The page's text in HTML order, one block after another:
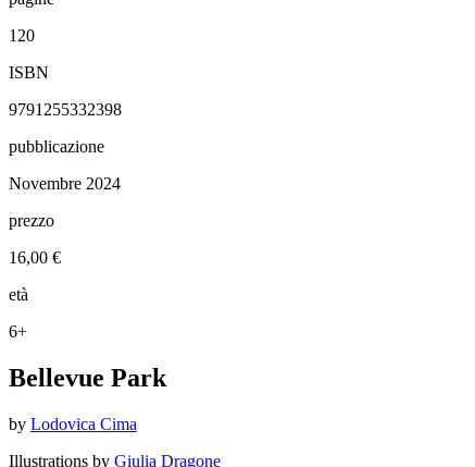
120
ISBN
9791255332398
pubblicazione
Novembre 2024
prezzo
16,00 €
età
6+
Bellevue Park
by Lodovica Cima
Illustrations by Giulia Dragone